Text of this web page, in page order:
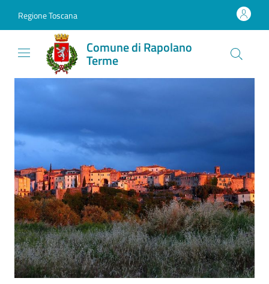
Regione Toscana
Comune di Rapolano
Terme